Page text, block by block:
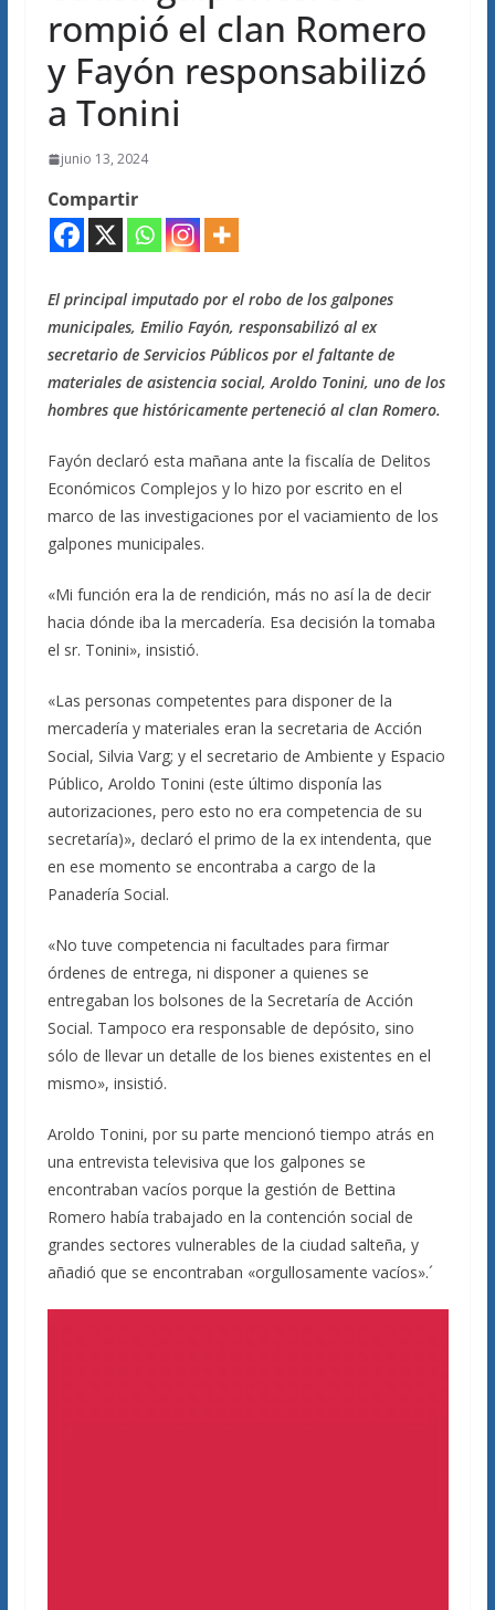
rompió el clan Romero
y Fayón responsabilizó
a Tonini
junio 13, 2024
Compartir
El principal imputado por el robo de los galpones
municipales, Emilio Fayón, responsabilizó al ex
secretario de Servicios Públicos por el faltante de
materiales de asistencia social, Aroldo Tonini, uno de los
hombres que históricamente perteneció al clan Romero.
Fayón declaró esta mañana ante la fiscalía de Delitos
Económicos Complejos y lo hizo por escrito en el
marco de las investigaciones por el vaciamiento de los
galpones municipales.
«Mi función era la de rendición, más no así la de decir
hacia dónde iba la mercadería. Esa decisión la tomaba
el sr. Tonini», insistió.
«Las personas competentes para disponer de la
mercadería y materiales eran la secretaria de Acción
Social, Silvia Varg; y el secretario de Ambiente y Espacio
Público, Aroldo Tonini (este último disponía las
autorizaciones, pero esto no era competencia de su
secretaría)», declaró el primo de la ex intendenta, que
en ese momento se encontraba a cargo de la
Panadería Social.
«No tuve competencia ni facultades para firmar
órdenes de entrega, ni disponer a quienes se
entregaban los bolsones de la Secretaría de Acción
Social. Tampoco era responsable de depósito, sino
sólo de llevar un detalle de los bienes existentes en el
mismo», insistió.
Aroldo Tonini, por su parte mencionó tiempo atrás en
una entrevista televisiva que los galpones se
encontraban vacíos porque la gestión de Bettina
Romero había trabajado en la contención social de
grandes sectores vulnerables de la ciudad salteña, y
añadió que se encontraban «orgullosamente vacíos».´